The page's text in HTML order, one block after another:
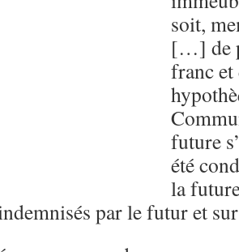
soit,
[…] de
franc et
future
été
la
par le futur et